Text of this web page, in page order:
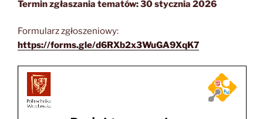
Termin zgłaszania tematów: 30 stycznia 2026
Formularz zgłoszeniowy:
https://forms.gle/d6RXb2x3WuGA9XqK7